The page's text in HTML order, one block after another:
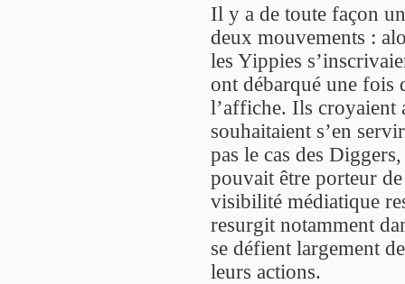
Il y a de toute façon
deux mouvements :
les Yippies
ont débarqué une fois
l’affiche. Ils croyaient
souhaitaient s’en
pas le cas des
pouvait être porteur
visibilité médiatique
resurgit notamment
se défient largement
leurs actions.